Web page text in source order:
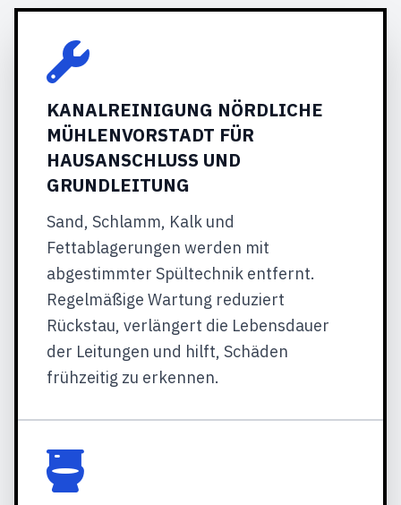
KANALREINIGUNG NÖRDLICHE
MÜHLENVORSTADT FÜR
HAUSANSCHLUSS UND
GRUNDLEITUNG
Sand, Schlamm, Kalk und
Fettablagerungen werden mit
abgestimmter Spültechnik entfernt.
Regelmäßige Wartung reduziert
Rückstau, verlängert die Lebensdauer
der Leitungen und hilft, Schäden
frühzeitig zu erkennen.